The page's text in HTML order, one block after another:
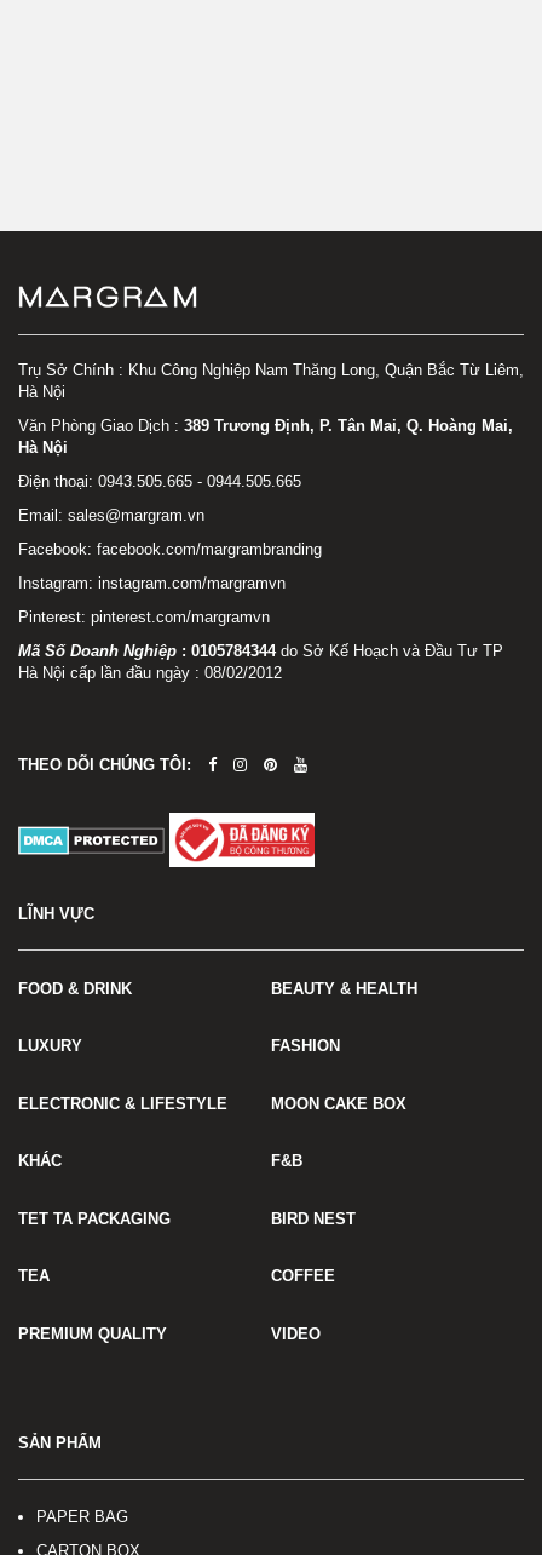
Trụ Sở Chính : Khu Công Nghiệp Nam Thăng Long, Quận Bắc Từ Liêm,
Hà Nội
Văn Phòng Giao Dịch : 389 Trương Định, P. Tân Mai, Q. Hoàng Mai,
Hà Nội
Điện thoại: 0943.505.665 - 0944.505.665
Email: sales@margram.vn
Facebook: facebook.com/margrambranding
Instagram: instagram.com/margramvn
Pinterest: pinterest.com/margramvn
Mã Số Doanh Nghiệp : 0105784344do Sở Kế Hoạch và Đầu Tư TP
Hà Nội cấp lần đầu ngày : 08/02/2012
THEO DÕI CHÚNG TÔI:
LĨNH VỰC
FOOD & DRINK BEAUTY & HEALTH
LUXURY FASHION
ELECTRONIC & LIFESTYLE MOON CAKE BOX
KHÁC F&B
TET TA PACKAGING BIRD NEST
TEA COFFEE
PREMIUM QUALITY VIDEO
SẢN PHẨM
PAPER BAG
CARTON BOX